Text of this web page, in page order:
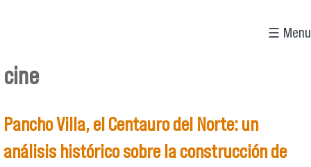
☰ Menu
cine
Pancho Villa, el Centauro del Norte: un
análisis histórico sobre la construcción de